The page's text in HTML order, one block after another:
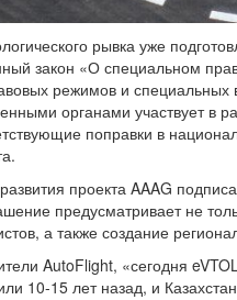
рывка уже
закон «О специальном
режимов и
органами участвует
поправки в
проекта AAAG
предусматривает не
а также создание
AutoFlight, «сегодня
10-15 лет назад, и